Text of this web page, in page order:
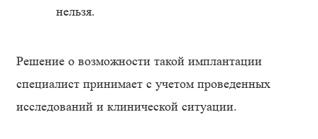
нельзя.
Решение о возможности такой имплантации
специалист принимает с учетом проведенных
исследований и клинической ситуации.